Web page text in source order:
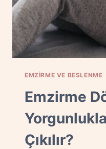
EMZIRME VE BESLENME
Emzirme
Çıkılır?